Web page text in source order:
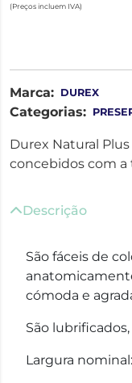
(Preços incluem IVA)
Marca: DUREX
Categorias:
Durex Natural
concebidos com a
Descrição
São fáceis de
cómoda e
São
Largura